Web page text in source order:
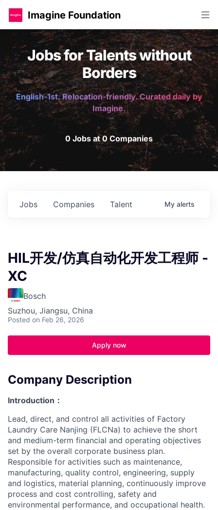
Imagine Foundation
Jobs for Talents without
Borders
English-1st. Relocation-friendly. Curated daily by
Imagine.
0 Jobs at 0 Companies
Jobs Companies Talent My alerts
HIL开发/仿真自动化开发工程师 -
XC
Bosch
Suzhou, Jiangsu, China
Posted on Feb 26, 2026
Apply now
Company Description
Introduction ：
Lead, direct, and control all activities of Factory
Laundry Care Nanjing (FLCNa) to achieve the short
and medium-term financial and operating objectives
set by the overall corporate business plan.
Responsible for activities such as maintenance,
manufacturing, quality control, engineering, supply
and logistics, material planning, continuously improve
process and cost controlling, safety and
environmental performance, and occupational health.